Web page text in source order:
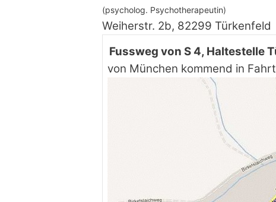
(psycholog. Psychotherapeutin)
Weiherstr. 2b, 82299 Türkenfeld
Fussweg von S 4, Haltestelle
von München kommend in